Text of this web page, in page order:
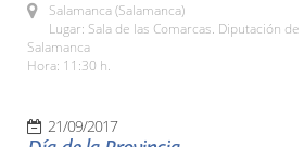
Salamanca (Salamanca)
Lugar: Sala de las Comarcas. Diputación de
Salamanca
Hora: 11:30 h.
21/09/2017